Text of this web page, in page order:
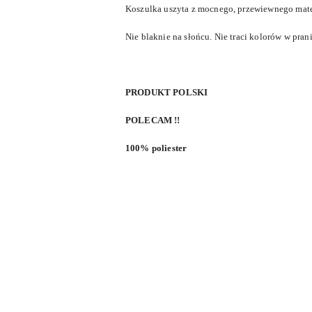
Koszulka uszyta z mocnego, przewiewnego
Nie blaknie na słońcu. Nie traci kolorów w
PRODUKT POLSKI
POLECAM !!
100% poliester